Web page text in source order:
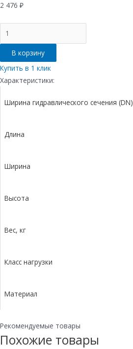
2 476 ₽
товара
Лоток
водоотводный
бетонный
коробчатый
(СО-200мм)КU
BGU,
В корзину
Купить в 1 клик
Характеристики:
Ширина гидравлического сечения (DN)
Длина
Ширина
Высота
Вес, кг
Класс нагрузки
Материал
Рекомендуемые товары
Похожие товары